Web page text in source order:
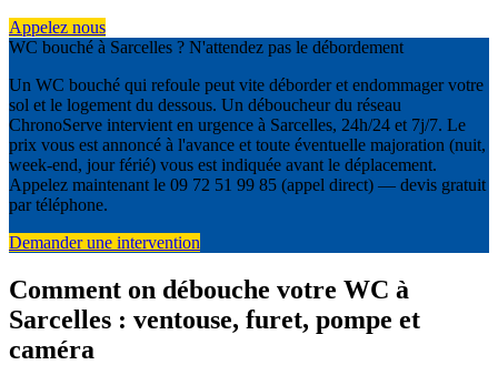
Appelez nous
WC bouché à Sarcelles ? N'attendez pas le débordement
Un WC bouché qui refoule peut vite déborder et endommager votre
sol et le logement du dessous. Un déboucheur du réseau
ChronoServe intervient en urgence à Sarcelles, 24h/24 et 7j/7. Le
prix vous est annoncé à l'avance et toute éventuelle majoration (nuit,
week-end, jour férié) vous est indiquée avant le déplacement.
Appelez maintenant le 09 72 51 99 85 (appel direct) — devis gratuit
par téléphone.
Demander une intervention
Comment on débouche votre WC à
Sarcelles : ventouse, furet, pompe et
caméra